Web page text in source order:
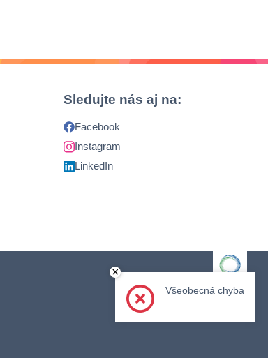
Sledujte nás aj na:
Facebook
Instagram
LinkedIn
Člen skupiny
×
Všeobecná chyba